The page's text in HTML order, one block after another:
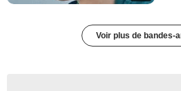
Voir plus de bandes-